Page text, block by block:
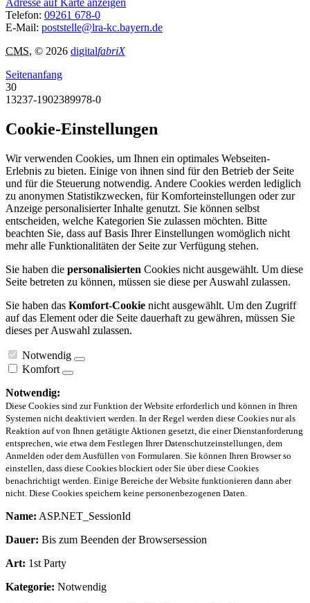
Telefon: 09261 678-0
E-Mail: poststelle@lra-kc.bayern.de
CMS, © 2026 digitalfabriX
Seitenanfang
30
13237-1902389978-0
Cookie-Einstellungen
Wir verwenden Cookies, um Ihnen ein optimales Webseiten-
Erlebnis zu bieten. Einige von ihnen sind für den Betrieb der Seite
und für die Steuerung notwendig. Andere Cookies werden lediglich
zu anonymen Statistikzwecken, für Komforteinstellungen oder zur
Anzeige personalisierter Inhalte genutzt. Sie können selbst
entscheiden, welche Kategorien Sie zulassen möchten. Bitte
beachten Sie, dass auf Basis Ihrer Einstellungen womöglich nicht
mehr alle Funktionalitäten der Seite zur Verfügung stehen.
Sie haben die personalisierten Cookies nicht ausgewählt. Um diese
Seite betreten zu können, müssen sie diese per Auswahl zulassen.
Sie haben das Komfort-Cookie nicht ausgewählt. Um den Zugriff
auf das Element oder die Seite dauerhaft zu gewähren, müssen Sie
dieses per Auswahl zulassen.
Notwendig
Komfort
Notwendig:
Diese Cookies sind zur Funktion der Website erforderlich und können in Ihren
Systemen nicht deaktiviert werden. In der Regel werden diese Cookies nur als
Reaktion auf von Ihnen getätigte Aktionen gesetzt, die einer Dienstanforderung
entsprechen, wie etwa dem Festlegen Ihrer Datenschutzeinstellungen, dem
Anmelden oder dem Ausfüllen von Formularen. Sie können Ihren Browser so
einstellen, dass diese Cookies blockiert oder Sie über diese Cookies
benachrichtigt werden. Einige Bereiche der Website funktionieren dann aber
nicht. Diese Cookies speichern keine personenbezogenen Daten.
Name: ASP.NET_SessionId
Dauer: Bis zum Beenden der Browsersession
Art: 1st Party
Kategorie: Notwendig